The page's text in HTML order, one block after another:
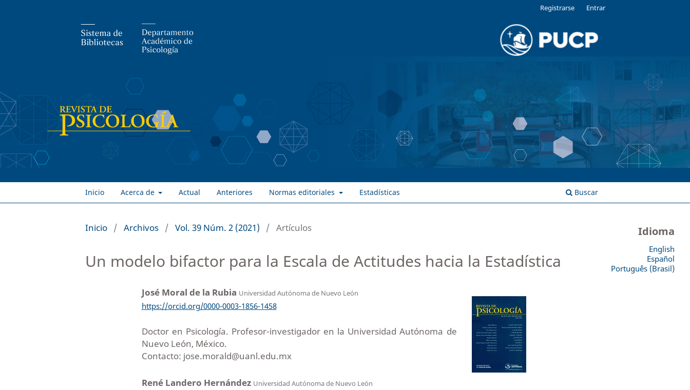
Inicio Acerca de Actual Anteriores Normas editoriales Estadísticas Buscar
Registrarse Entrar
Inicio / Archivos / Vol. 39 Núm. 2 (2021) / Artículos
Un modelo bifactor para la Escala de Actitudes hacia la Estadística
José Moral de la Rubia Universidad Autónoma de Nuevo León
https://orcid.org/0000-0003-1856-1458
Doctor en Psicología. Profesor-investigador en la Universidad Autónoma de
Nuevo León, México.
Contacto: jose.morald@uanl.edu.mx
René Landero Hernández Universidad Autónoma de Nuevo León
Idioma
English
Español
Português (Brasil)